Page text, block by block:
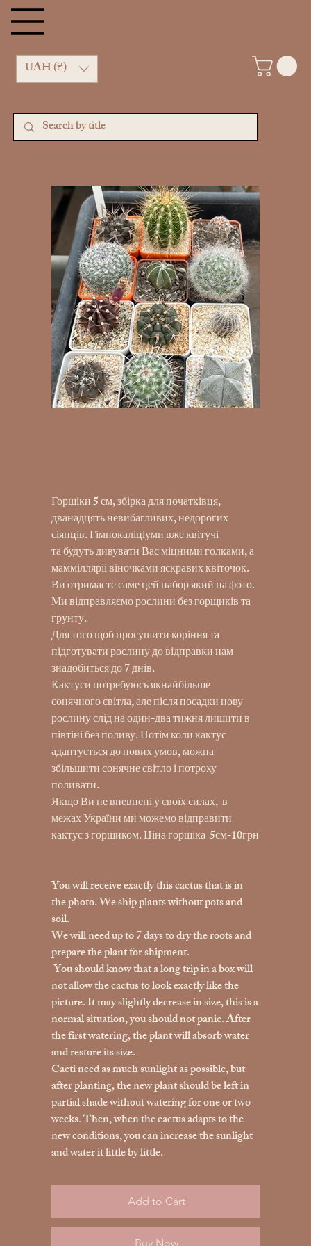
UAH (₴)
Горщіки 5 см, збірка для початківця,
дванадцять невибагливих, недорогих
сіянців. Гімнокаліціуми вже квітучі
та будуть дивувати Вас міцними голками, а
маммілляріі віночками яскравих квіточок.
Ви отримаєте саме цей набор який на фото.
Ми відправляємо рослини без горщиків та
грунту.
Для того щоб просушити коріння та
підготувати рослину до відправки нам
знадобиться до 7 днів.
Кактуси потребуюсь якнайбільше
сонячного світла, але після посадки нову
рослину слід на один-два тижня лишити в
півтіні без поливу. Потім коли кактус
адаптується до нових умов, можна
збільшити сонячне світло і потроху
поливати.
Якщо Ви не впевнені у своїх силах, в
межах України ми можемо відправити
кактус з горщиком. Ціна горщіка 5см-10грн
You will receive exactly this cactus that is in
the photo. We ship plants without pots and
soil.
We will need up to 7 days to dry the roots and
prepare the plant for shipment.
You should know that a long trip in a box will
not allow the cactus to look exactly like the
picture. It may slightly decrease in size, this is a
normal situation, you should not panic. After
the first watering, the plant will absorb water
and restore its size.
Cacti need as much sunlight as possible, but
after planting, the new plant should be left in
partial shade without watering for one or two
weeks. Then, when the cactus adapts to the
new conditions, you can increase the sunlight
and water it little by little.
Add to Cart
Buy Now